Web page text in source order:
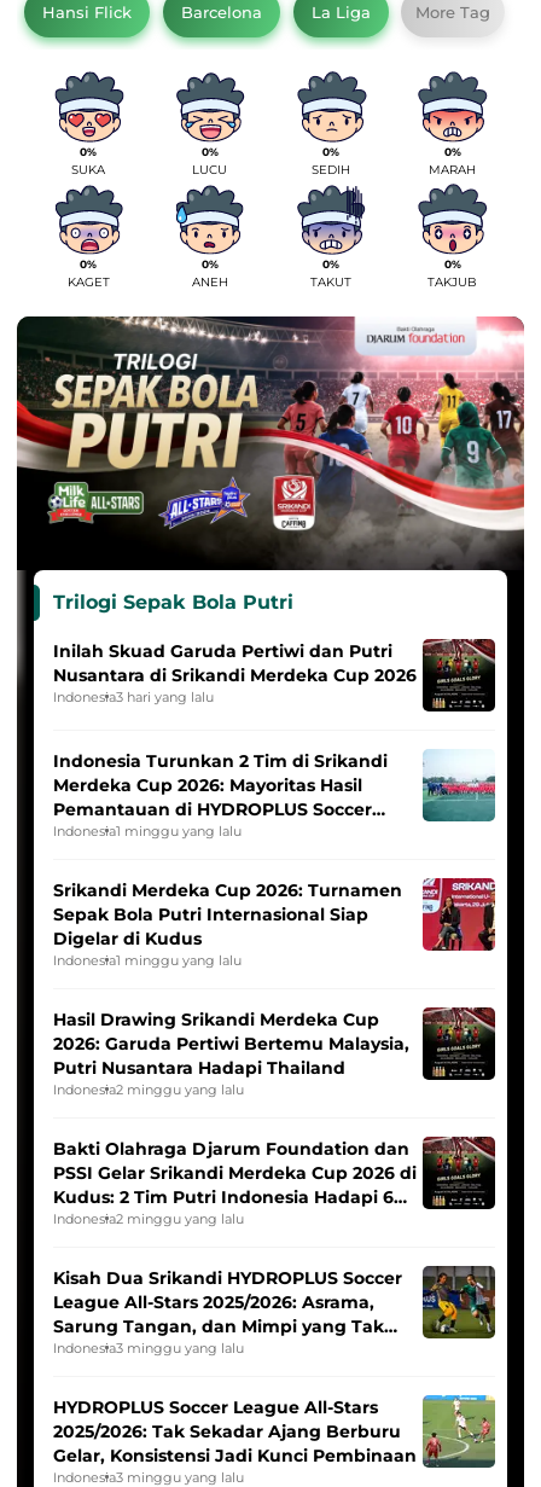
Hansi Flick Barcelona La Liga More Tag
0%
SUKA
0%
LUCU
0%
SEDIH
0%
MARAH
0%
KAGET
0%
ANEH
0%
TAKUT
0%
TAKJUB
Trilogi Sepak Bola Putri
Inilah Skuad Garuda Pertiwi dan Putri
Nusantara di Srikandi Merdeka Cup 2026
Indonesia3 hari yang lalu
Indonesia Turunkan 2 Tim di Srikandi
Merdeka Cup 2026: Mayoritas Hasil
Pemantauan di HYDROPLUS Soccer
League
Indonesia1 minggu yang lalu
Srikandi Merdeka Cup 2026: Turnamen
Sepak Bola Putri Internasional Siap
Digelar di Kudus
Indonesia1 minggu yang lalu
Hasil Drawing Srikandi Merdeka Cup
2026: Garuda Pertiwi Bertemu Malaysia,
Putri Nusantara Hadapi Thailand
Indonesia2 minggu yang lalu
Bakti Olahraga Djarum Foundation dan
PSSI Gelar Srikandi Merdeka Cup 2026 di
Kudus: 2 Tim Putri Indonesia Hadapi 6
Tim Asia
Indonesia2 minggu yang lalu
Kisah Dua Srikandi HYDROPLUS Soccer
League All-Stars 2025/2026: Asrama,
Sarung Tangan, dan Mimpi yang Tak
Pernah Padam
Indonesia3 minggu yang lalu
HYDROPLUS Soccer League All-Stars
2025/2026: Tak Sekadar Ajang Berburu
Gelar, Konsistensi Jadi Kunci Pembinaan
Indonesia3 minggu yang lalu